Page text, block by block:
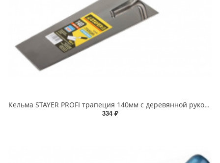
Кельма STAYER PROFI трапеция 140мм с деревянной рукояткой
334 ₽